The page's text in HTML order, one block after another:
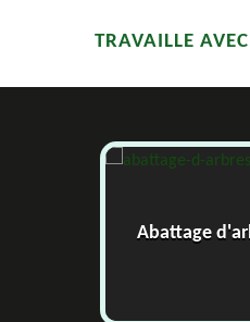
TRAVAILLE
Abattage